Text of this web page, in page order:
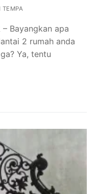
TEMPA
Bayangkan apa
2 rumah anda
Ya, tentu